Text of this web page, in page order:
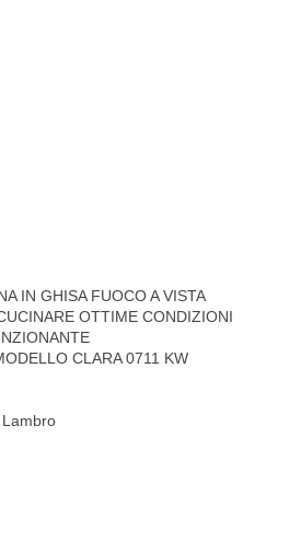
IN GHISA FUOCO A VISTA
OTTIME CONDIZIONI
CLARA 0711 KW